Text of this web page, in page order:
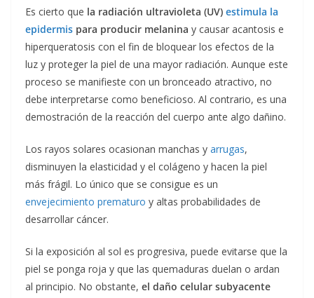
Es cierto que la radiación ultravioleta (UV) estimula la
epidermis para producir melanina y causar acantosis e
hiperqueratosis con el fin de bloquear los efectos de la
luz y proteger la piel de una mayor radiación. Aunque este
proceso se manifieste con un bronceado atractivo, no
debe interpretarse como beneficioso. Al contrario, es una
demostración de la reacción del cuerpo ante algo dañino.
Los rayos solares ocasionan manchas y arrugas,
disminuyen la elasticidad y el colágeno y hacen la piel
más frágil. Lo único que se consigue es un
envejecimiento prematuro y altas probabilidades de
desarrollar cáncer.
Si la exposición al sol es progresiva, puede evitarse que la
piel se ponga roja y que las quemaduras duelan o ardan
al principio. No obstante, el daño celular subyacente